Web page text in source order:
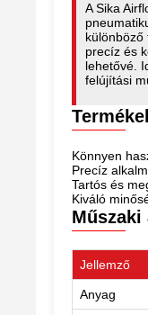
A Sika
különböző
precíz és
lehetővé.
felújítási
Könnyen
Precíz
Tartós és
Kiváló
Műszaki
Jellemző
Anyag